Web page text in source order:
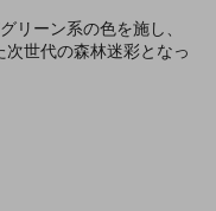
リーン系の色を施し、
世代の森林迷彩となっ